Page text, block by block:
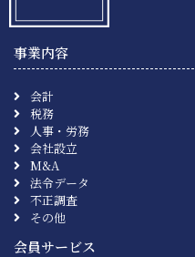
事業内容
会計
税務
人事・労務
会社設立
M&A
法令データ
不正調査
その他
会員サービス